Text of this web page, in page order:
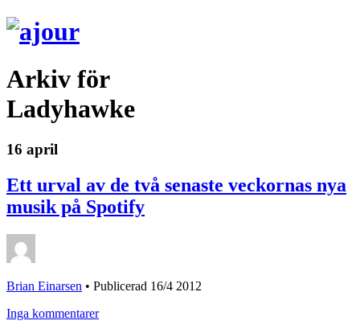
Arkiv för
Ladyhawke
16 april
Ett urval av de två senaste veckornas nya
musik på Spotify
Brian Einarsen • Publicerad 16/4 2012
Inga kommentarer